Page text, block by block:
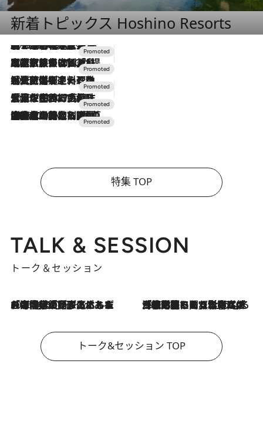
新着トピックス Hoshino Resorts
2026.8.7
【トンボの足水浴】ヒノキの香りに包まれて涼感マックス！約13℃の湧水かけ流しを避暑地「星野温泉 トンボの湯」で体験
2026.7.31
【ホテル帰省】という選択肢をOMOが提案。家族とほどよい距離を保つには「昼は実家、夜は気兼ねなくホテルで！」
2026.7.24
【夏限定ディナーコース】旬を迎える稚鮎や花ズッキーニなどをイタリア・トスカーナの郷土料理の手法で満喫！
2026.7.17
「土佐和ハーブかき氷」がOMO7高知に登場！生姜、山椒、大葉など目にも舌にも涼を呼ぶ郷土の味
2026.7.10
NEW OPEN！【界 草津】名湯の地に誕生。趣の異なる2種の温泉と上州ならではの会席・蕎麦割烹など美食を味わう究極の癒やし旅
特集 TOP
TALK & SESSION
トーク＆セッション
2026.8.3
「今後値上げがあるとすれば…」「リスクがあるのは今年の冬」エネルギー専門家が語る、ホルムズ海峡封鎖が家庭にもたらす“ある心配” 2026.8.3
「住宅建てられない…」「サーチャージ料の高値が続いている」ホルムズ海峡封鎖による影響はいつまで続く？《エネルギー専門家に聞く“どうなる日本の暮らし”》
トーク&セッション TOP